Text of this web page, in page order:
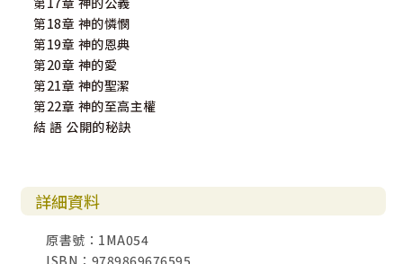
第18章 神的憐憫
第19章 神的恩典
第20章 神的愛
第21章 神的聖潔
第22章 神的至高主權
結 語 公開的秘訣
詳細資料
原書號：1MA054